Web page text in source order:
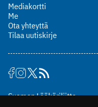
Mediakortti
Me
Ota yhteyttä
Tilaa uutiskirje
Suomen Lääkäriliitto